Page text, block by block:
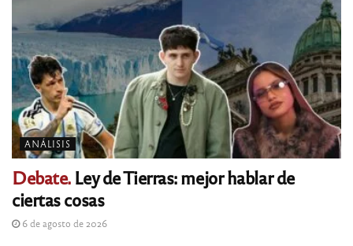
ANÁLISIS
Debate.Ley de Tierras: mejor hablar de
ciertas cosas
6 de agosto de 2026